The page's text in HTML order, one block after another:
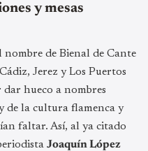
y mesas
nombre de Bienal de Cante
Jerez y Los Puertos
hueco a nombres
de la cultura flamenca y
faltar. Así, al ya citado
Joaquín López